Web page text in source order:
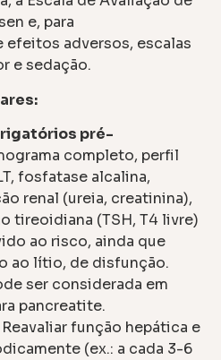
e, para
efeitos adversos, escalas
e sedação.
pré-
completo, perfil
fosfatase alcalina,
renal (ureia, creatinina),
tireoidiana (TSH, T4 livre)
ao risco, ainda que
ao lítio, de disfunção.
ser considerada em
pancreatite.
Reavaliar função hepática e
(ex.: a cada 3-6